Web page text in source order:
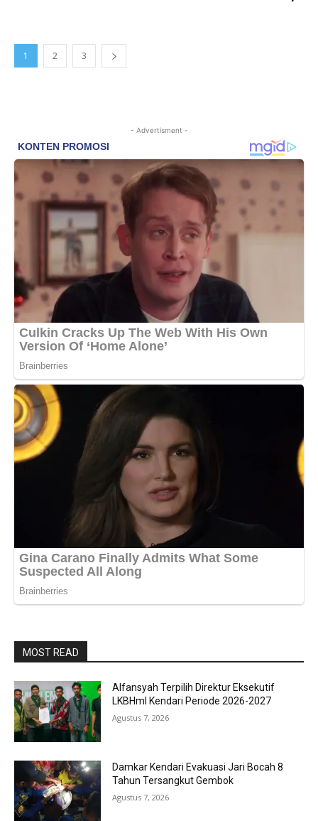
1 2 3
- Advertisment -
MOST READ
Alfansyah Terpilih Direktur Eksekutif
LKBHmI Kendari Periode 2026-2027
Agustus 7, 2026
Damkar Kendari Evakuasi Jari Bocah 8
Tahun Tersangkut Gembok
Agustus 7, 2026